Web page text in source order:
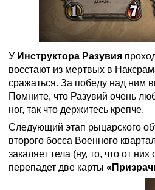
У Инструктора Разувия
восстают из мертвых в
сражаться. За победу над ним
Помните, что Разувий очень
ног, так что держитесь крепче.
Следующий этап рыцарского
второго босса Военного
закаляет тела (ну, то, что от
перепадет две карты